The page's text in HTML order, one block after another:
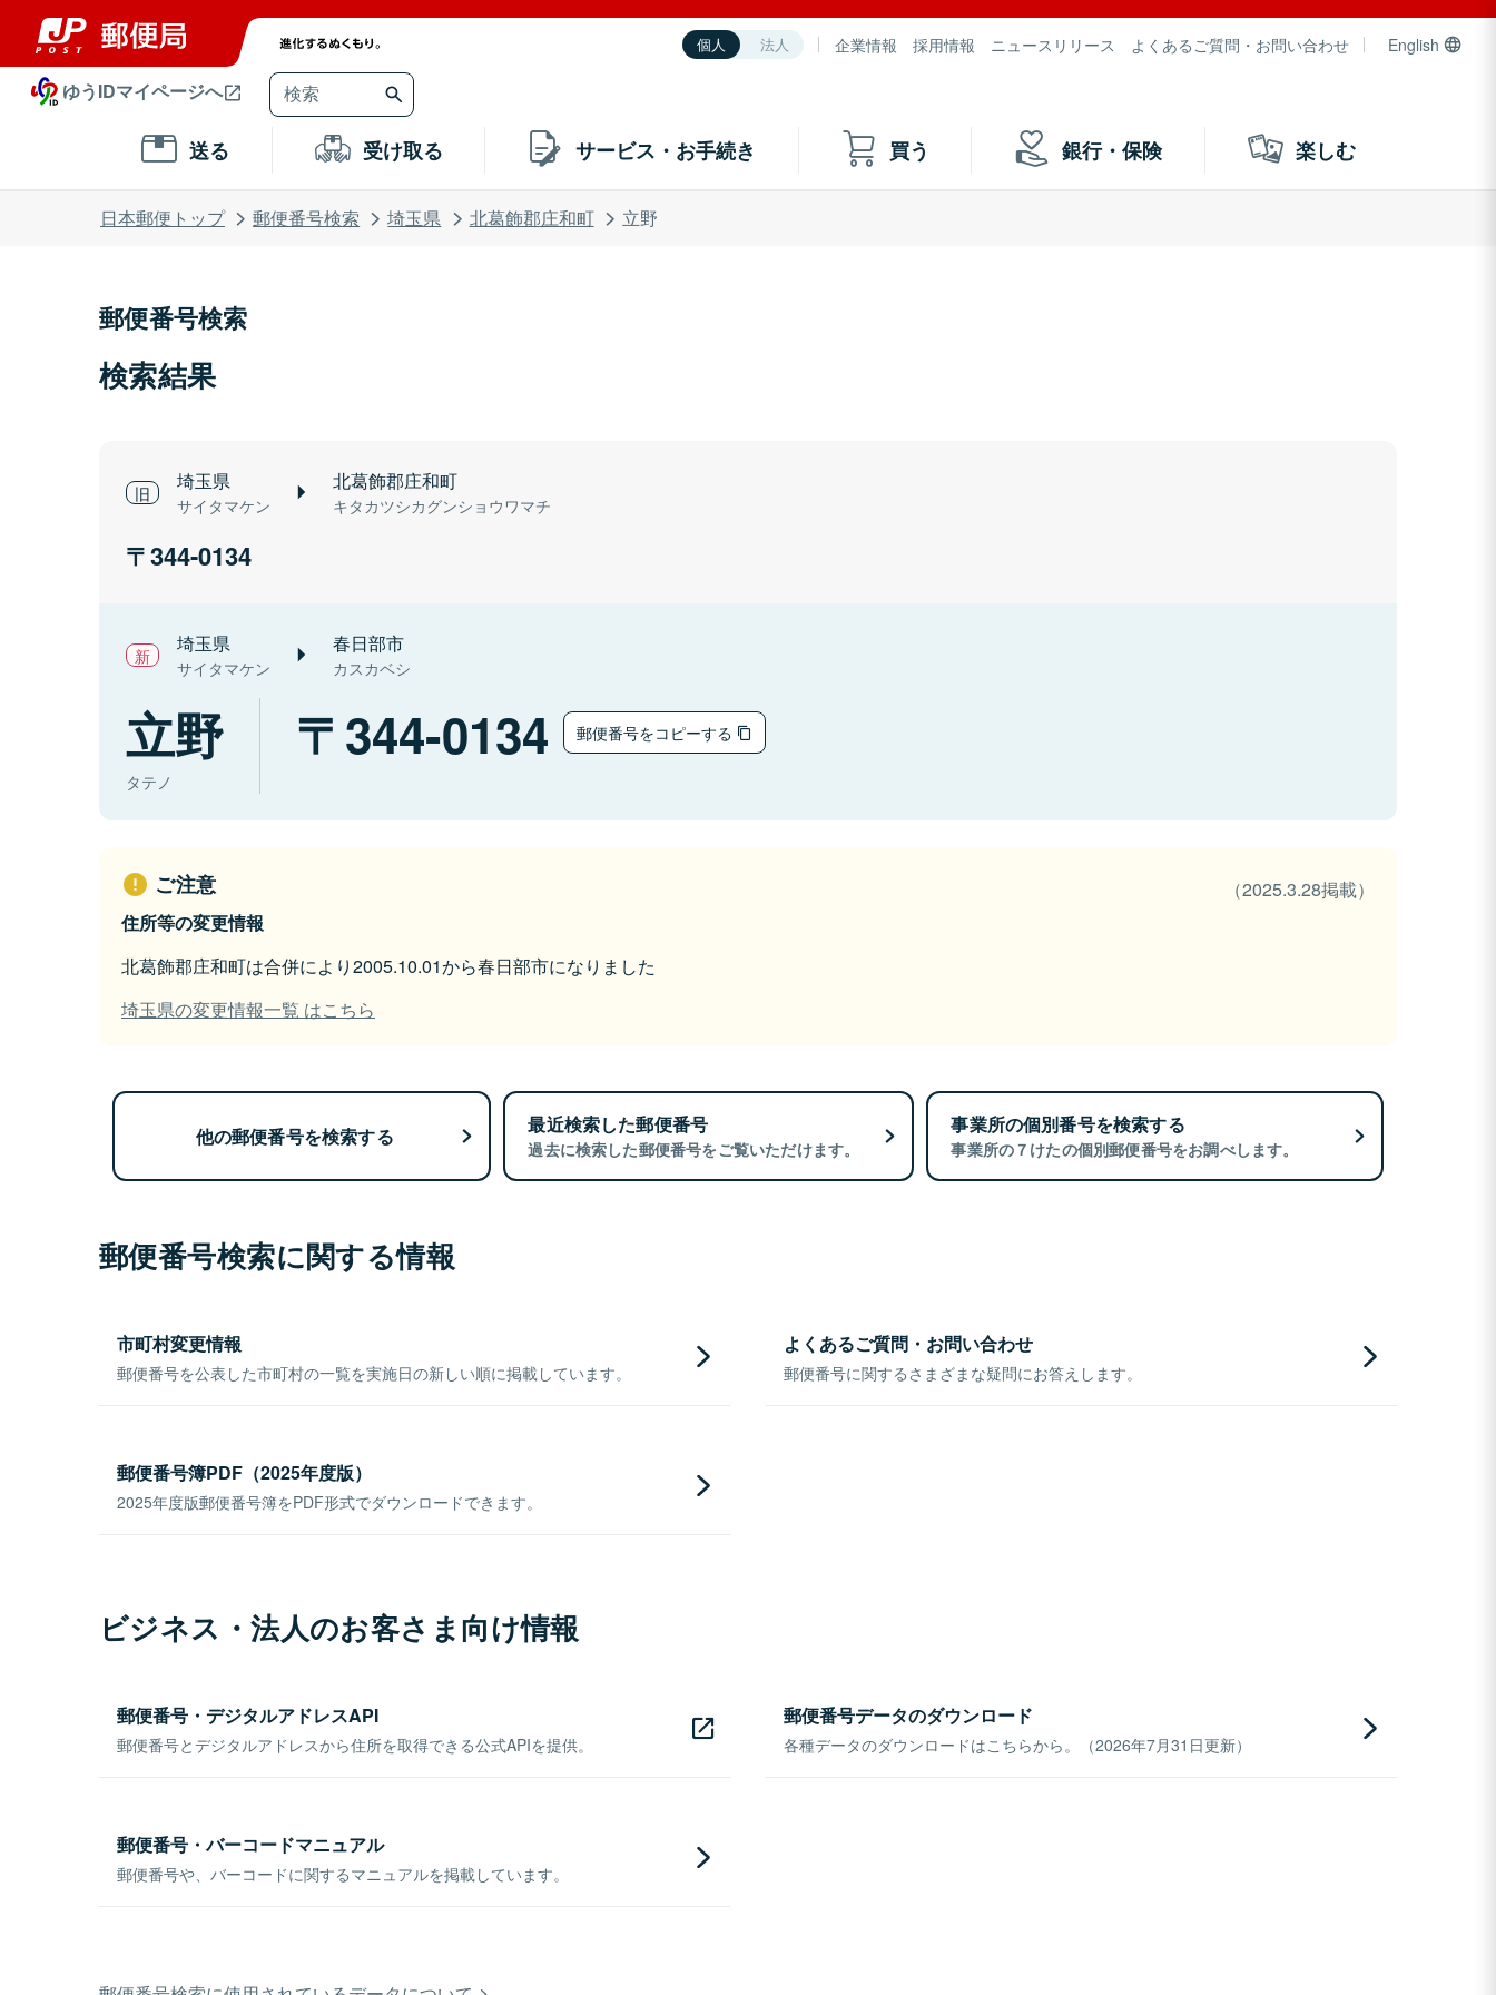
個人 法人 企業情報 採用情報 ニュースリリース よくあるご質問・お問い合わせ English
ゆうIDマイページへ
送る 受け取る サービス・お手続き 買う 銀行・保険 楽しむ
日本郵便トップ 郵便番号検索 埼玉県 北葛飾郡庄和町 立野
郵便番号検索
検索結果
埼玉県
サイタマケン
北葛飾郡庄和町
キタカツシカグンショウワマチ
344-0134
埼玉県
サイタマケン
春日部市
カスカベシ
立野
タテノ
344-0134 郵便番号をコピーする
ご注意
（2025.3.28掲載）
住所等の変更情報
北葛飾郡庄和町は合併により2005.10.01から春日部市になりました
埼玉県の変更情報一覧 はこちら
他の郵便番号を検索する 最近検索した郵便番号
過去に検索した郵便番号をご覧いただけます。
事業所の個別番号を検索する
事業所の７けたの個別郵便番号をお調べします。
郵便番号検索に関する情報
市町村変更情報
郵便番号を公表した市町村の一覧を実施日の新しい順に掲載しています。
よくあるご質問・お問い合わせ
郵便番号に関するさまざまな疑問にお答えします。
郵便番号簿PDF（2025年度版）
2025年度版郵便番号簿をPDF形式でダウンロードできます。
ビジネス・法人のお客さま向け情報
郵便番号・デジタルアドレスAPI
郵便番号とデジタルアドレスから住所を取得できる公式APIを提供。
郵便番号データのダウンロード
各種データのダウンロードはこちらから。（2026年7月31日更新）
郵便番号・バーコードマニュアル
郵便番号や、バーコードに関するマニュアルを掲載しています。